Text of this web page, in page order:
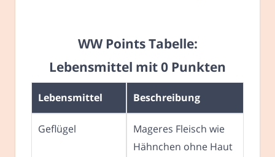
WW Points Tabelle:
Lebensmittel mit 0 Punkten
Lebensmittel Beschreibung
Geflügel
Mageres Fleisch wie
Hähnchen ohne Haut